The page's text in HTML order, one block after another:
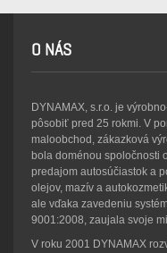
O NÁS
DYNAMAX, s.r.o. je
pôsobiť pred 25 rokmi. V
maloobchod, zákazková
bola doménou spoločnosti
predajom autosúčiastok a
olejov, mazív a
ale vďaka zavedeniu
9001:2008, zaujala svoje
V roku 2001 DYNAMAX